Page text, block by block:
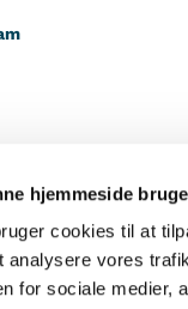
hjemmeside
cookies til at
analysere vores
for sociale medier,